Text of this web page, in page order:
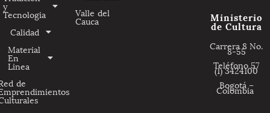
y
Tecnologia
Calidad
Material
En
Linea
de
Valle del
Cauca Ministerio
de Cultura
Carrera 8 No.
8-55
Teléfono 57
(1) 3424100
Bogotá –
Colombia